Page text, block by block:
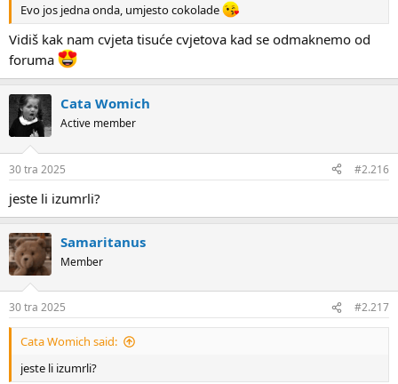
Evo jos jedna onda, umjesto cokolade
Vidiš kak nam cvjeta tisuće cvjetova kad se odmaknemo od
foruma
Cata Womich
Active member
30 tra 2025 #2.216
jeste li izumrli?
Samaritanus
Member
30 tra 2025 #2.217
Cata Womich said:
jeste li izumrli?